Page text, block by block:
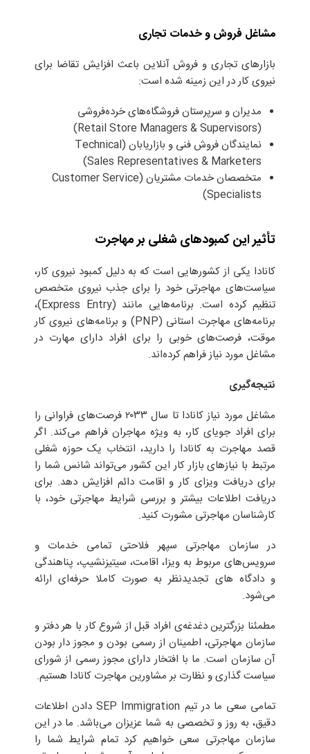
مشاغل فروش و خدمات تجاری
بازارهای تجاری و فروش آنلاین باعث افزایش تقاضا برای
نیروی کار در این زمینه شده است:
مدیران و سرپرستان فروشگاه‌های خرده‌فروشی
(Retail Store Managers & Supervisors)
نمایندگان فروش فنی و بازاریابان (Technical
Sales Representatives & Marketers)
متخصصان خدمات مشتریان (Customer Service
Specialists)
تأثیر این کمبودهای شغلی بر مهاجرت
کانادا یکی از کشورهایی است که به دلیل کمبود نیروی کار،
سیاست‌های مهاجرتی خود را برای جذب نیروی متخصص
تنظیم کرده است. برنامه‌هایی مانند (Express Entry)،
برنامه‌های مهاجرت استانی (PNP) و برنامه‌های نیروی کار
موقت، فرصت‌های خوبی را برای افراد دارای مهارت در
مشاغل مورد نیاز فراهم کرده‌اند.
نتیجه‌گیری
مشاغل مورد نیاز کانادا تا سال ۲۰۳۳ فرصت‌های فراوانی را
برای افراد جویای کار، به ویژه مهاجران فراهم می‌کند. اگر
قصد مهاجرت به کانادا را دارید، انتخاب یک حوزه شغلی
مرتبط با نیازهای بازار کار این کشور می‌تواند شانس شما را
برای دریافت ویزای کار و اقامت دائم افزایش دهد. برای
دریافت اطلاعات بیشتر و بررسی شرایط مهاجرتی خود، با
کارشناسان مهاجرتی مشورت کنید.
در سازمان مهاجرتی سپهر فلاحتی تمامی خدمات و
سرویس‌های مربوط به ویزا، اقامت، سیتیزنشیپ، پناهندگی
و دادگاه های تجدیدنظر به صورت کاملا حرفه‌ای ارائه
می‌شود.
مطمئنا بزرگترین دغدغه‌ی افراد قبل از شروع کار با هر دفتر و
سازمان مهاجرتی، اطمینان از رسمی بودن و مجوز دار بودن
آن سازمان است. ما با افتخار دارای مجوز رسمی از شورای
سیاست گذاری و نظارت بر مشاورین مهاجرت کانادا هستیم.
تمامی سعی ما در تیم SEP Immigration دادن اطلاعات
دقیق، به روز و تخصصی به شما عزیزان می‌باشد. ما در این
سازمان مهاجرتی سعی خواهیم کرد تمام شرایط شما را